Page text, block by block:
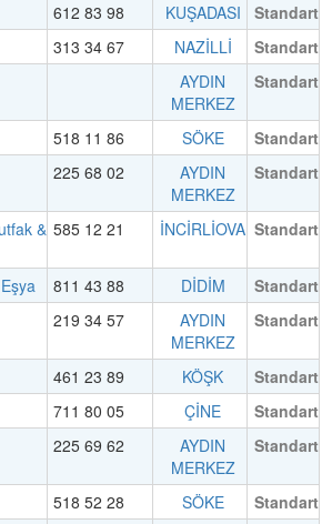
612 83 98 KUŞADASI
Standart
313 34 67 NAZİLLİ
Standart
AYDIN
MERKEZ
Standart
518 11 86 SÖKE
Standart
225 68 02
AYDIN
MERKEZ
Standart
& 585 12 21 İNCİRLİOVA Standart
811 43 88 DİDİM
Standart
219 34 57
AYDIN
MERKEZ
Standart
461 23 89 KÖŞK
Standart
711 80 05 ÇİNE
Standart
225 69 62
AYDIN
MERKEZ
Standart
518 52 28 SÖKE
Standart